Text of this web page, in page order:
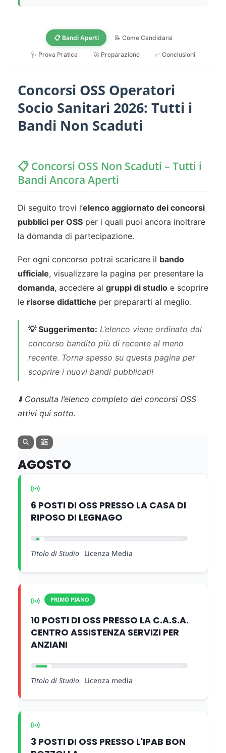
📋 Bandi Aperti 📝 Come Candidarsi
🩺 Prova Pratica 🚀 Preparazione ✅ Conclusioni
Concorsi OSS Operatori
Socio Sanitari 2026: Tutti i
Bandi Non Scaduti
📋 Concorsi OSS Non Scaduti – Tutti i
Bandi Ancora Aperti
Di seguito trovi l’elenco aggiornato dei concorsi
pubblici per OSS per i quali puoi ancora inoltrare
la domanda di partecipazione.
Per ogni concorso potrai scaricare il bando
ufficiale, visualizzare la pagina per presentare la
domanda, accedere ai gruppi di studio e scoprire
le risorse didattiche per prepararti al meglio.
💡 Suggerimento: L’elenco viene ordinato dal
concorso bandito più di recente al meno
recente. Torna spesso su questa pagina per
scoprire i nuovi bandi pubblicati!
⬇️ Consulta l’elenco completo dei concorsi OSS
attivi qui sotto.
AGOSTO
6 POSTI DI OSS PRESSO LA CASA DI
RIPOSO DI LEGNAGO
Titolo di Studio Licenza Media
PRIMO PIANO
10 POSTI DI OSS PRESSO LA C.A.S.A.
CENTRO ASSISTENZA SERVIZI PER
ANZIANI
Titolo di Studio Licenza media
3 POSTI DI OSS PRESSO L'IPAB BON